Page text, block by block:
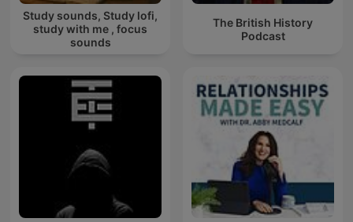
Study sounds, Study lofi,
study with me , focus
sounds
The British History
Podcast